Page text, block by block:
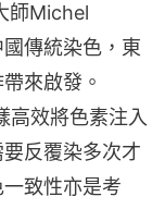
師Michel
傳統染色，東
來啟發。
高效將色素注入
反覆染多次才
致性亦是考